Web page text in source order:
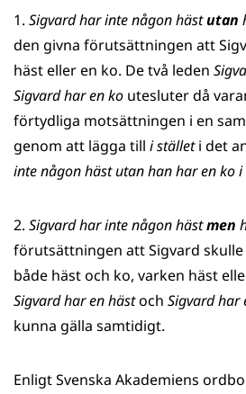
1. Sigvard har inte någon hästutan
den givna förutsättningen att
häst eller en ko. De två leden
Sigvard har en ko utesluter då
förtydliga motsättningen i en
genom att lägga till i ställeti det
inte någon häst utan han har en ko i
2. Sigvard har inte någon hästmen
förutsättningen att Sigvard
både häst och ko, varken häst
Sigvard har en hästoch Sigvard har
kunna gälla samtidigt.
Enligt Svenska Akademiens